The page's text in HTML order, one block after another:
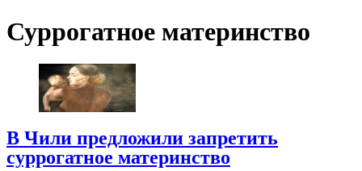
Суррогатное материнство
В Чили предложили запретить
суррогатное материнство